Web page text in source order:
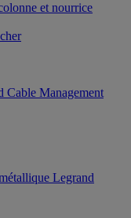
et nourrice
Cable Management
Legrand